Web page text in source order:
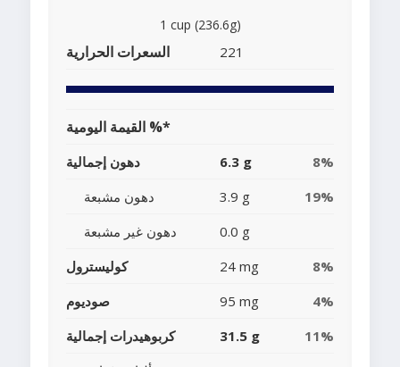
1 cup (236.6g)
السعرات الحرارية 221
القيمة اليومية %*
دهون إجمالية 6.3 g
8%
دهون مشبعة
3.9 g
19%
دهون غير مشبعة
0.0 g
كوليسترول
24 mg
8%
صوديوم
95 mg
4%
كربوهيدرات إجمالية
31.5 g
11%